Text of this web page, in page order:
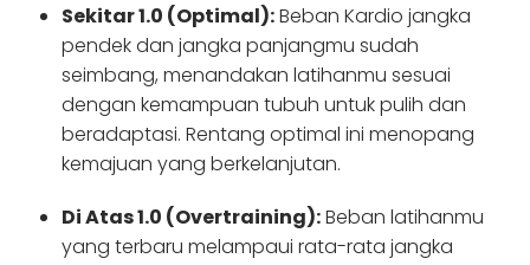
Sekitar 1.0 (Optimal):Beban Kardio jangka
pendek dan jangka panjangmu sudah
seimbang, menandakan latihanmu sesuai
dengan kemampuan tubuh untuk pulih dan
beradaptasi. Rentang optimal ini menopang
kemajuan yang berkelanjutan.
Di Atas 1.0 (Overtraining):Beban latihanmu
yang terbaru melampaui rata-rata jangka